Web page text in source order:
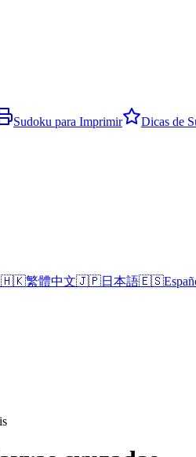
Sudoku para Imprimir Dicas de
🇭🇰繁體中文🇯🇵日本語🇪🇸